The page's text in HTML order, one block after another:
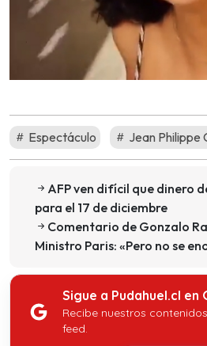
Espectáculo Jean Philippe
AFP ven difícil que dinero
para el 17 de diciembre
Comentario de Gonzalo
Ministro Paris: «Pero no se
Sigue a Pudahuel.cl
Recibe nuestros
feed.